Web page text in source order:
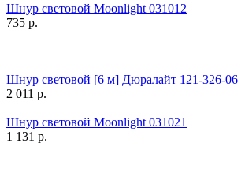
Шнур световой Moonlight 031012
735 р.
Шнур световой [6 м] Дюралайт 121-326-06
2 011 р.
Шнур световой Moonlight 031021
1 131 р.